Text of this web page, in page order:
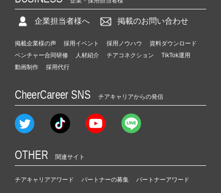
企業担当者様へ 掲載のお問い合わせ
掲載企業様の声 採用イベント 採用ノウハウ
資料ダウンロード
ベンチャー合同研修
人材紹介 チアコネクション
TikTok運用
動画制作
採用代行
CheerCareer SNS チアキャリアからの発信
OTHER 関連サイト
チアキャリアアワード パートナーの募集 パートナーアワード